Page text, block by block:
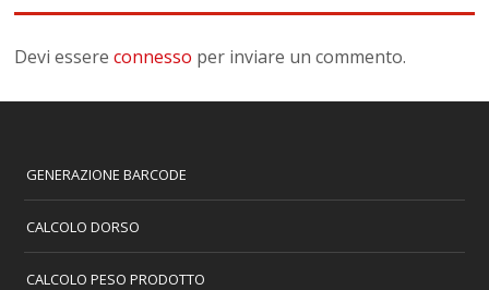
Devi essereconnesso per inviare un commento.
GENERAZIONE BARCODE
CALCOLO DORSO
CALCOLO PESO PRODOTTO